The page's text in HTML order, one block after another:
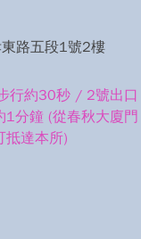
路五段1號2樓
行約30秒 / 2號出口
1分鐘 (從春秋大廈門
抵達本所)